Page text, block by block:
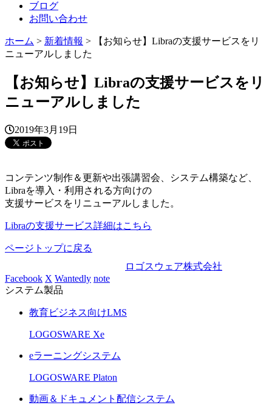
ブログ
お問い合わせ
ホーム > 新着情報 >
【お知らせ】Libraの支援サービスをリ
ニューアルしました
【お知らせ】Libraの支援サービスをリ
ニューアルしました
2019年3月19日
コンテンツ制作＆更新や出張講習会、システム構築など、
Libraを導入・利用される方向けの
支援サービスをリニューアルしました。
Libraの支援サービス詳細はこちら
ページトップに戻る
ロゴスウェア株式会社
Facebook X Wantedly note
システム製品
教育ビジネス向けLMS
LOGOSWARE Xe
eラーニングシステム
LOGOSWARE Platon
動画＆ドキュメント配信システム